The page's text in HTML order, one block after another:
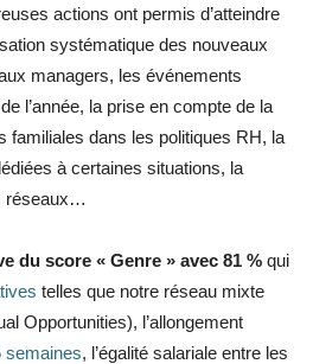
actions ont permis d’atteindre
systématique des nouveaux
managers, les événements
l’année, la prise en compte de la
familiales dans les politiques RH, la
à certaines situations, la
réseaux…
du score « Genre » avec 81 % qui
telles que notre réseau mixte
Opportunities), l’allongement
semaines, l’égalité salariale entre les